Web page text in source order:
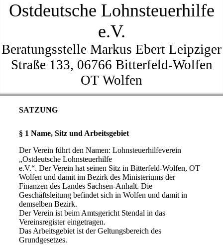
Ostdeutsche Lohnsteuerhilfe
e.V.
Beratungsstelle Markus Ebert Leipziger
Straße 133, 06766 Bitterfeld-Wolfen
OT Wolfen
SATZUNG
§ 1 Name, Sitz und Arbeitsgebiet
Der Verein führt den Namen: Lohnsteuerhilfeverein
„Ostdeutsche Lohnsteuerhilfe
e.V.“. Der Verein hat seinen Sitz in Bitterfeld-Wolfen, OT
Wolfen und damit im Bezirk des Ministeriums der
Finanzen des Landes Sachsen-Anhalt. Die
Geschäftsleitung befindet sich in Wolfen und damit in
demselben Bezirk.
Der Verein ist beim Amtsgericht Stendal in das
Vereinsregister eingetragen.
Das Arbeitsgebiet ist der Geltungsbereich des
Grundgesetzes.